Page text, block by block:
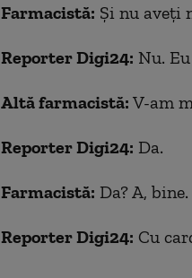
Farmacistă: Și nu aveți
Reporter Digi24: Nu.
Altă farmacistă: V-am
Reporter Digi24: Da.
Farmacistă: Da? A,
Reporter Digi24: Cu